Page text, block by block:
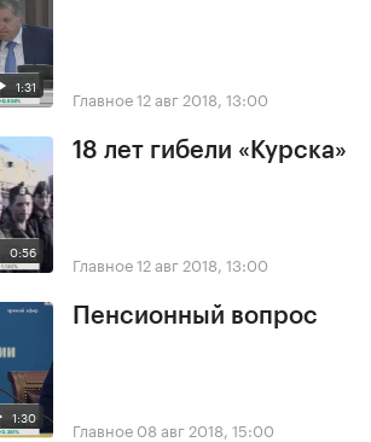
1:31 Главное12 авг 2018, 13:00
0:56
18 лет гибели «Курска»
Главное12 авг 2018, 13:00
1:30
Пенсионный вопрос
Главное 08 авг 2018, 15:00